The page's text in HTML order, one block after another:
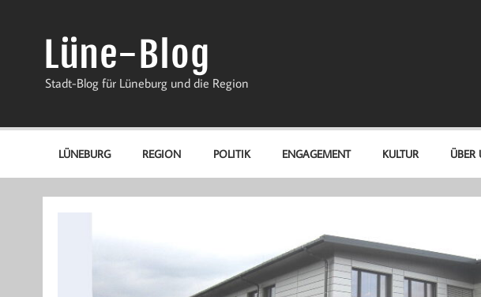
Lüne-Blog
Stadt-Blog für Lüneburg und die Region
LÜNEBURG REGION POLITIK ENGAGEMENT KULTUR ÜBER